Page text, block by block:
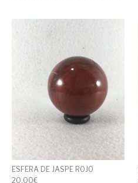
ESFERA DE JASPE ROJO
20,00€